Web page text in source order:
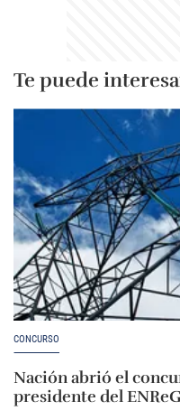
Te puede
CONCURSO
Nación abrió el
presidente del